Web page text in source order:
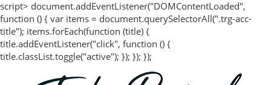
script> document.addEventListener("DOMContentLoaded",
function () { var items = document.querySelectorAll(".trg-acc-
title"); items.forEach(function (title) {
title.addEventListener("click", function () {
title.classList.toggle("active"); }); }); });